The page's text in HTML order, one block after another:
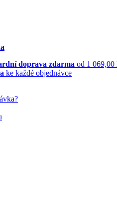
doprava zdarma od 1 069,00
ke každé objednávce